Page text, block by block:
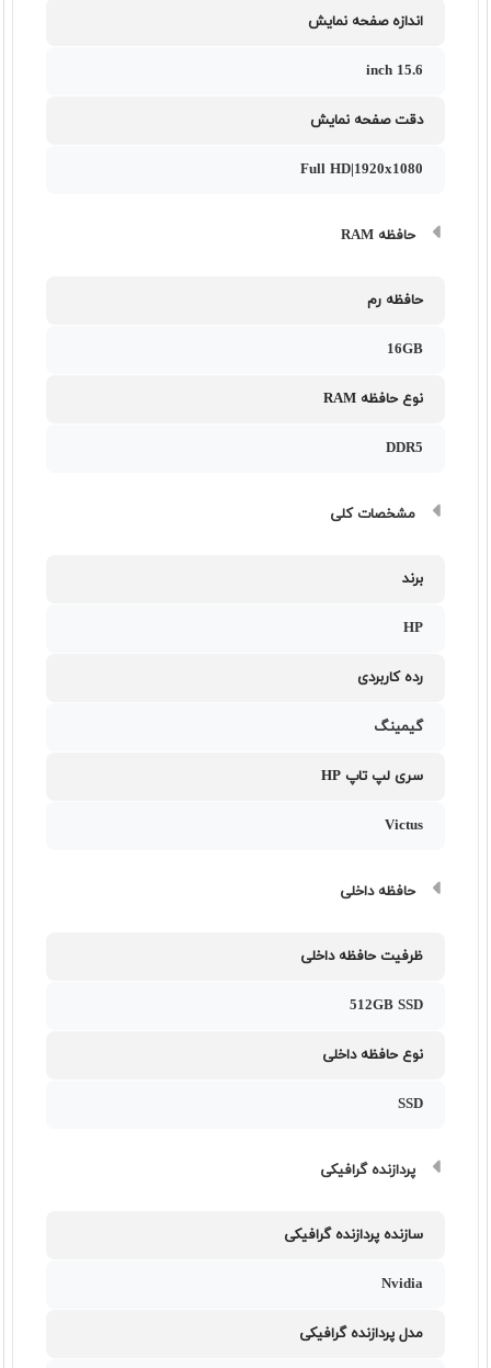
اندازه صفحه نمایش
15.6 inch
دقت صفحه نمایش
Full HD|1920x1080
حافظه RAM
حافظه رم
16GB
نوع حافظه RAM
DDR5
مشخصات کلی
برند
HP
رده کاربردی
گیمینگ
سری لپ تاپ HP
Victus
حافظه داخلی
ظرفیت حافظه داخلی
512GB SSD
نوع حافظه داخلی
SSD
پردازنده گرافیکی
سازنده پردازنده گرافیکی
Nvidia
مدل پردازنده گرافیکی